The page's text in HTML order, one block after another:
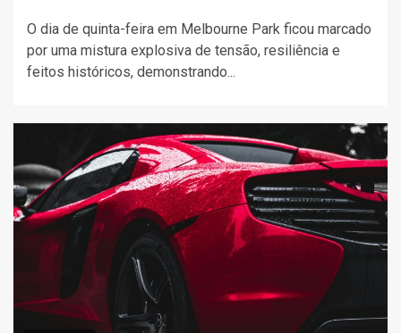
O dia de quinta-feira em Melbourne Park ficou marcado
por uma mistura explosiva de tensão, resiliência e
feitos históricos, demonstrando...